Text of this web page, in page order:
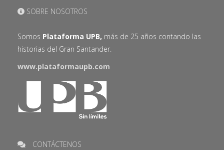
SOBRE NOSOTROS
Somos Plataforma UPB, más de 25 años contando las
historias del Gran Santander.
www.plataformaupb.com
CONTÁCTENOS